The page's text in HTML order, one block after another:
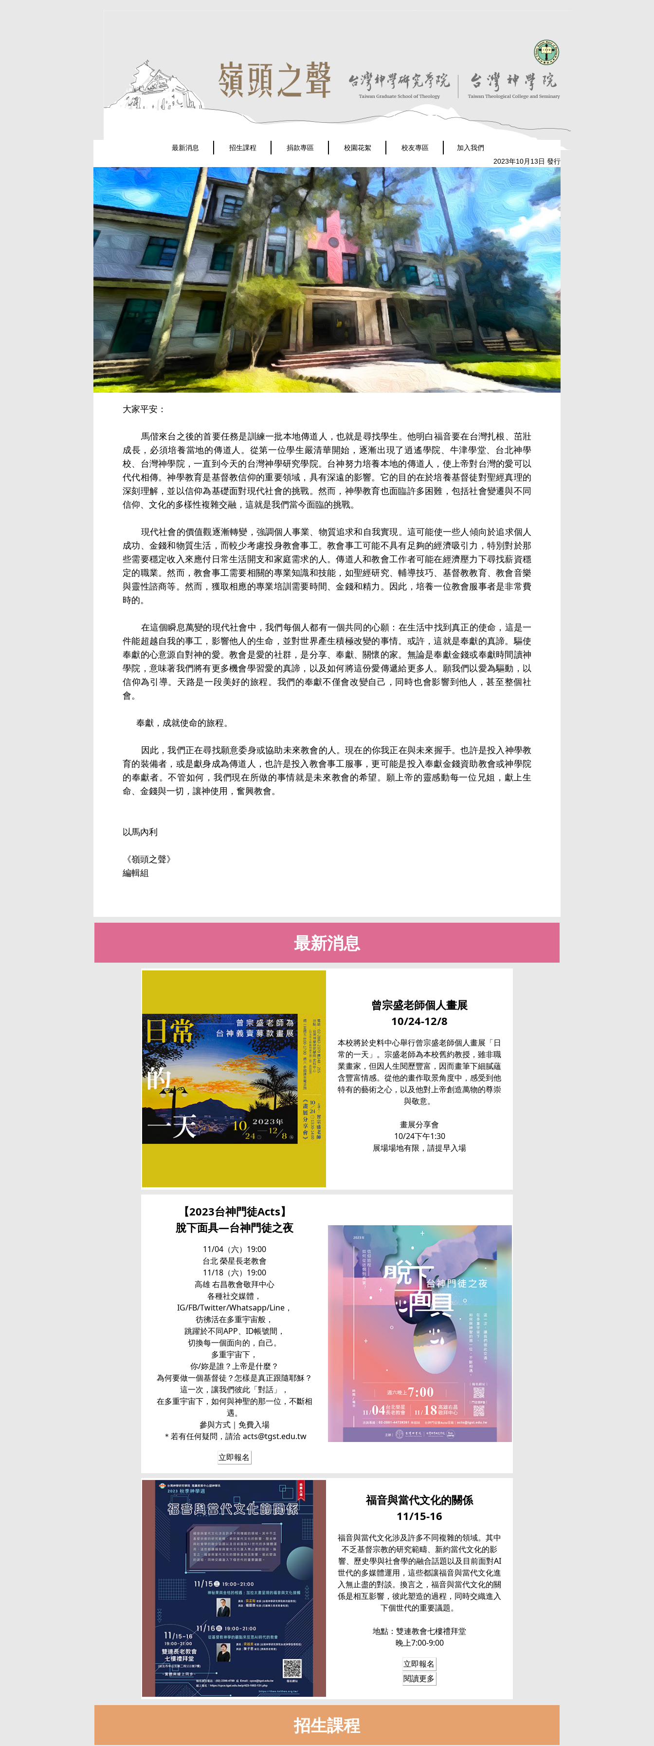
最新消息 招生課程 捐款專區 校園花絮 校友專區 加入我們
2023年10月13日 發行
大家平安：
馬偕來台之後的首要任務是訓練一批本地傳道人，也就是尋找學生。他明白福音要在台灣扎根、茁壯
成長，必須培養當地的傳道人。從第一位學生嚴清華開始，逐漸出現了逍遙學院、牛津學堂、台北神學
校、台灣神學院，一直到今天的台灣神學研究學院。台神努力培養本地的傳道人，使上帝對台灣的愛可以
代代相傳。神學教育是基督教信仰的重要領域，具有深遠的影響。它的目的在於培養基督徒對聖經真理的
深刻理解，並以信仰為基礎面對現代社會的挑戰。然而，神學教育也面臨許多困難，包括社會變遷與不同
信仰、文化的多樣性複雜交融，這就是我們當今面臨的挑戰。
現代社會的價值觀逐漸轉變，強調個人事業、物質追求和自我實現。這可能使一些人傾向於追求個人
成功、金錢和物質生活，而較少考慮投身教會事工。教會事工可能不具有足夠的經濟吸引力，特別對於那
些需要穩定收入來應付日常生活開支和家庭需求的人。傳道人和教會工作者可能在經濟壓力下尋找薪資穩
定的職業。然而，教會事工需要相關的專業知識和技能，如聖經研究、輔導技巧、基督教教育、教會音樂
與靈性諮商等。然而，獲取相應的專業培訓需要時間、金錢和精力。因此，培養一位教會服事者是非常費
時的。
在這個瞬息萬變的現代社會中，我們每個人都有一個共同的心願：在生活中找到真正的使命，這是一
件能超越自我的事工，影響他人的生命，並對世界產生積極改變的事情。或許，這就是奉獻的真諦。驅使
奉獻的心意源自對神的愛。教會是愛的社群，是分享、奉獻、關懷的家。無論是奉獻金錢或奉獻時間讀神
學院，意味著我們將有更多機會學習愛的真諦，以及如何將這份愛傳遞給更多人。願我們以愛為驅動，以
信仰為引導。天路是一段美好的旅程。我們的奉獻不僅會改變自己，同時也會影響到他人，甚至整個社
會。
奉獻，成就使命的旅程。
因此，我們正在尋找願意委身或協助未來教會的人。現在的你我正在與未來握手。也許是投入神學教
育的裝備者，或是獻身成為傳道人，也許是投入教會事工服事，更可能是投入奉獻金錢資助教會或神學院
的奉獻者。不管如何，我們現在所做的事情就是未來教會的希望。願上帝的靈感動每一位兄姐，獻上生
命、金錢與一切，讓神使用，奮興教會。
以馬內利
《嶺頭之聲》
編輯組
最新消息
曾宗盛老師個人畫展
10/24-12/8
本校將於史料中心舉行曾宗盛老師個人畫展「日
常的一天」。宗盛老師為本校舊約教授，雖非職
業畫家，但因人生閱歷豐富，因而畫筆下細膩蘊
含豐富情感。從他的畫作取景角度中，感受到他
特有的藝術之心，以及他對上帝創造萬物的尊崇
與敬意。
畫展分享會
10/24下午1:30
展場場地有限，請提早入場
【2023台神門徒Acts】
脫下面具—台神門徒之夜
11/04（六）19:00
台北 榮星長老教會
11/18（六）19:00
高雄 右昌教會敬拜中心
各種社交媒體，
IG/FB/Twitter/Whatsapp/Line，
彷彿活在多重宇宙般，
跳躍於不同APP、ID帳號間，
切換每一個面向的，自己。
多重宇宙下，
你/妳是誰？上帝是什麼？
為何要做一個基督徒？怎樣是真正跟隨耶穌？
這一次，讓我們彼此「對話」，
在多重宇宙下，如何與神聖的那一位，不斷相
遇。
參與方式｜免費入場
＊若有任何疑問，請洽 acts@tgst.edu.tw
立即報名
福音與當代文化的關係
11/15-16
福音與當代文化涉及許多不同複雜的領域。其中
不乏基督宗教的研究範疇、新約當代文化的影
響、歷史學與社會學的融合話題以及目前面對AI
世代的多媒體運用，這些都讓福音與當代文化進
入無止盡的對談。換言之，福音與當代文化的關
係是相互影響，彼此塑造的過程，同時交織進入
下個世代的重要議題。
地點：雙連教會七樓禮拜堂
晚上7:00-9:00
立即報名
閱讀更多
招生課程